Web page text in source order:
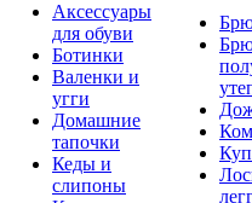
Аксессуары
для обуви
Ботинки
Валенки и
угги
Домашние
тапочки
Кеды и
слипоны